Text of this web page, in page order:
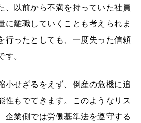
、以前から不満を持っていた社員
に離職していくことも考えられま
行ったとしても、一度失った信頼
。
小せざるをえず、倒産の危機に追
性もでてきます。このようなリス
企業側では労働基準法を遵守する